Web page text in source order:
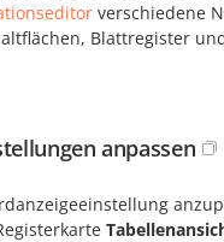
verschiedene
Blattregister
anpassen